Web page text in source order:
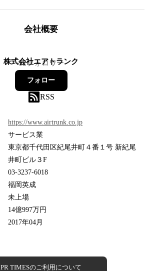
会社概要
株式会社エアトランク
12フォロワー
フォロー
RSS
https://www.airtrunk.co.jp
サービス業
東京都千代田区紀尾井町４番１号 新紀尾
井町ビル３F
03-3237-6018
福岡英成
未上場
14億997万円
2017年04月
PR TIMESのご利用について